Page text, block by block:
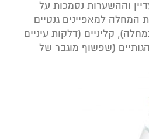
וההשערות נסמכות על
למאפיינים גנטיים
קליניים (דלקות עיניים
(שפשוף מוגבר של